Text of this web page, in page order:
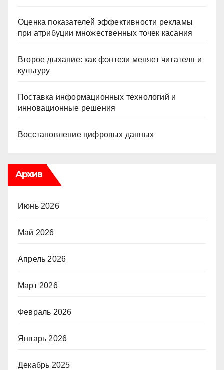
Оценка показателей эффективности рекламы
при атрибуции множественных точек касания
Второе дыхание: как фэнтези меняет читателя и
культуру
Поставка информационных технологий и
инновационные решения
Восстановление цифровых данных
Архив
Июнь 2026
Май 2026
Апрель 2026
Март 2026
Февраль 2026
Январь 2026
Декабрь 2025